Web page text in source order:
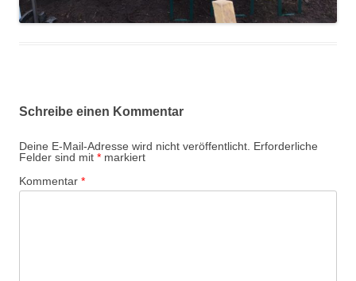
Schreibe einen Kommentar
Deine E-Mail-Adresse wird nicht veröffentlicht. Erforderliche
Felder sind mit * markiert
Kommentar *